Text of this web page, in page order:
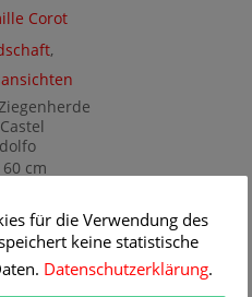
Corot
,
cm
Gemälde
Nr
für die Verwendung des
keine statistische
Datenschutzerklärung.